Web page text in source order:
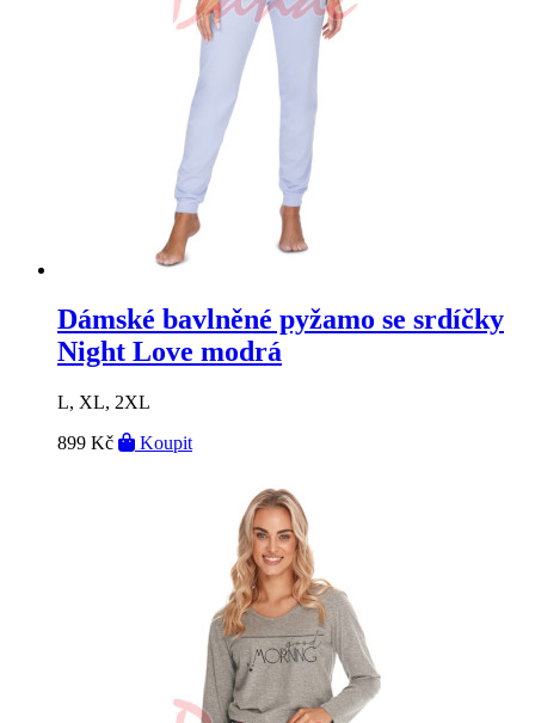
Dámské bavlněné pyžamo se srdíčky
Night Love modrá
L, XL, 2XL
899 Kč
Koupit